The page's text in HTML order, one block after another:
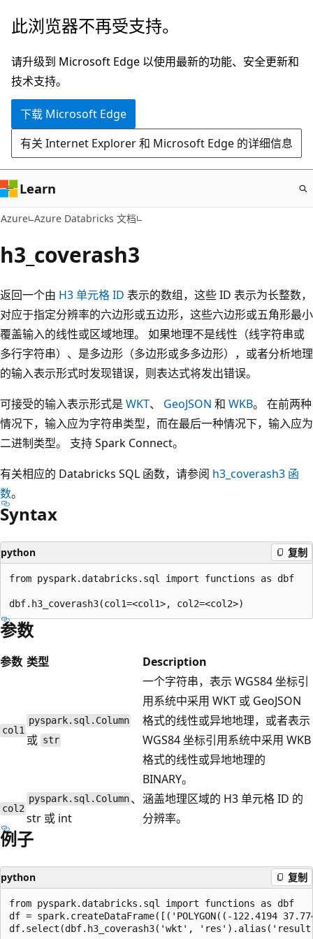
跳
主
要
内
此浏览器不再受支持。
请升级到 Microsoft Edge 以使用最新的功能、安全更新和
技术支持。
下载 Microsoft Edge
有关 Internet Explorer 和 Microsoft Edge 的详细信息
Learn
Azure Azure Databricks 文档
h3_coverash3
返回一个由 H3 单元格 ID 表示的数组，这些 ID 表示为长整数，
对应于指定分辨率的六边形或五边形，这些六边形或五角形最小
覆盖输入的线性或区域地理。 如果地理不是线性（线字符串或
多行字符串）、是多边形（多边形或多多边形），或者分析地理
的输入表示形式时发现错误，则表达式将发出错误。
可接受的输入表示形式是 WKT、 GeoJSON 和 WKB。 在前两种
情况下，输入应为字符串类型，而在最后一种情况下，输入应为
二进制类型。 支持 Spark Connect。
有关相应的 Databricks SQL 函数，请参阅 h3_coverash3 函
数。
Syntax
python 复制
from pyspark.databricks.sql import functions as dbf
参数
参数 类型 Description
col1
pyspark.sql.Column
或 str
一个字符串，表示 WGS84 坐标引
用系统中采用 WKT 或 GeoJSON
格式的线性或异地地理，或者表示
WGS84 坐标引用系统中采用 WKB
格式的线性或异地地理的
BINARY。
col2
pyspark.sql.Column 、
str 或 int
涵盖地理区域的 H3 单元格 ID 的
分辨率。
例子
python 复制
from pyspark.databricks.sql import functions as dbf
df = spark.createDataFrame([('POLYGON((-122.4194